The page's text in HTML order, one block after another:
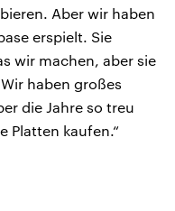
Aber wir haben
erspielt. Sie
wir machen, aber sie
haben großes
die Jahre so treu
Platten kaufen.“